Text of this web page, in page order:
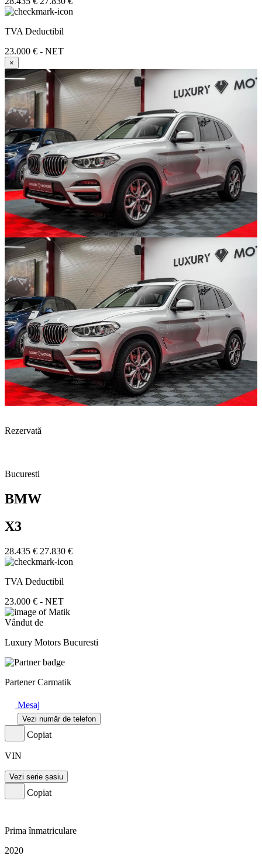
TVA Deductibil
23.000 € - NET
×
Rezervată
Bucuresti
BMW
X3
28.435 € 27.830 €
TVA Deductibil
23.000 € - NET
Vândut de
Luxury Motors Bucuresti
Partener Carmatik
Mesaj
Vezi număr de telefon
Copiat
VIN
Vezi serie șasiu
Copiat
Prima înmatriculare
2020